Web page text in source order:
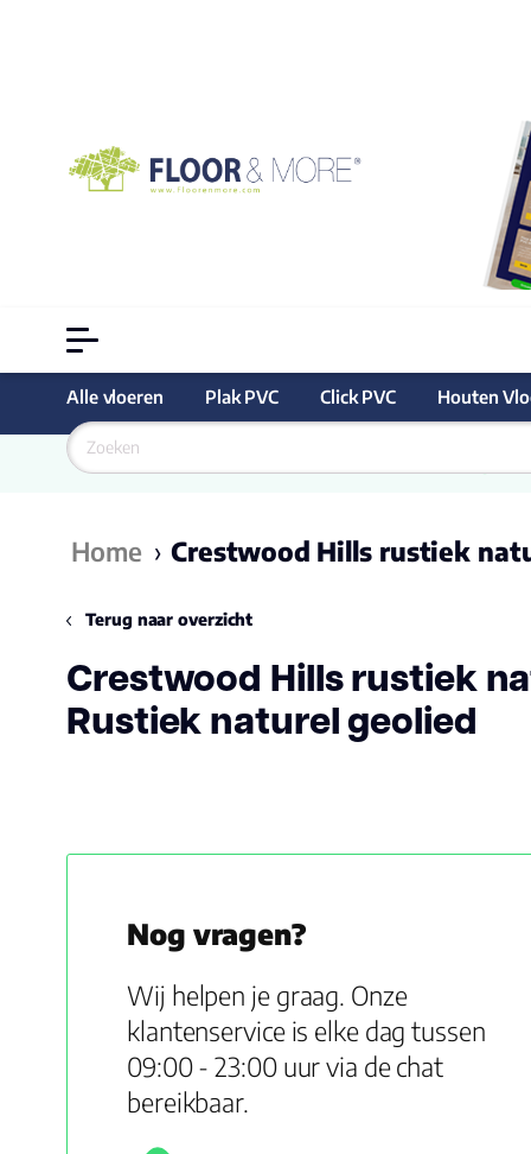
Alle vloeren Plak PVC Click PVC Houten
Home › Crestwood Hills rustiek
Terug naar overzicht
Crestwood Hills rustiek
Rustiek naturel geolied
Nog vragen?
Wij helpen je graag. Onze
klantenservice is elke dag tussen
09:00 - 23:00 uur via de chat
bereikbaar.